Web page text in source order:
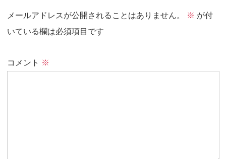
メールアドレスが公開されることはありません。 ※ が付
いている欄は必須項目です
コメント ※